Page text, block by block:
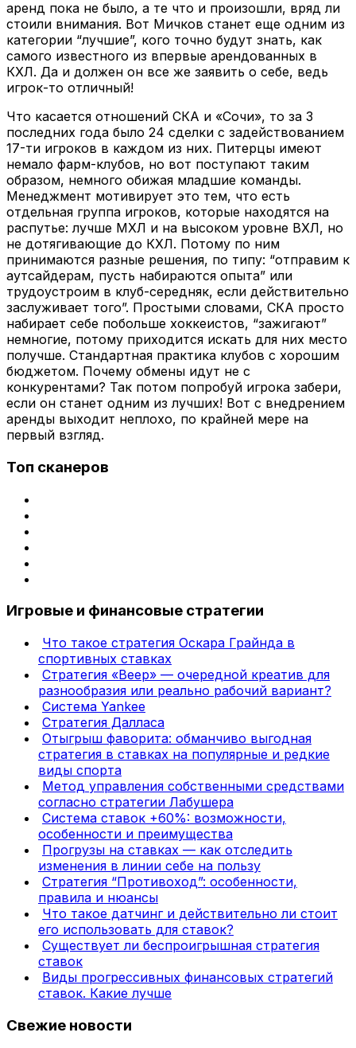
аренд пока не было, а те что и произошли, вряд ли
стоили внимания. Вот Мичков станет еще одним из
категории “лучшие”, кого точно будут знать, как
самого известного из впервые арендованных в
КХЛ. Да и должен он все же заявить о себе, ведь
игрок-то отличный!
Что касается отношений СКА и «Сочи», то за 3
последних года было 24 сделки с задействованием
17-ти игроков в каждом из них. Питерцы имеют
немало фарм-клубов, но вот поступают таким
образом, немного обижая младшие команды.
Менеджмент мотивирует это тем, что есть
отдельная группа игроков, которые находятся на
распутье: лучше МХЛ и на высоком уровне ВХЛ, но
не дотягивающие до КХЛ. Потому по ним
принимаются разные решения, по типу: “отправим к
аутсайдерам, пусть набираются опыта” или
трудоустроим в клуб-середняк, если действительно
заслуживает того”. Простыми словами, СКА просто
набирает себе побольше хоккеистов, “зажигают”
немногие, потому приходится искать для них место
получше. Стандартная практика клубов с хорошим
бюджетом. Почему обмены идут не с
конкурентами? Так потом попробуй игрока забери,
если он станет одним из лучших! Вот с внедрением
аренды выходит неплохо, по крайней мере на
первый взгляд.
Топ сканеров
Игровые и финансовые стратегии
Что такое стратегия Оскара Грайнда в
спортивных ставках
Стратегия «Веер» — очередной креатив для
разнообразия или реально рабочий вариант?
Система Yankee
Стратегия Далласа
Отыгрыш фаворита: обманчиво выгодная
стратегия в ставках на популярные и редкие
виды спорта
Метод управления собственными средствами
согласно стратегии Лабушера
Система ставок +60%: возможности,
особенности и преимущества
Прогрузы на ставках — как отследить
изменения в линии себе на пользу
Стратегия “Противоход”: особенности,
правила и нюансы
Что такое датчинг и действительно ли стоит
его использовать для ставок?
Существует ли беспроигрышная стратегия
ставок
Виды прогрессивных финансовых стратегий
ставок. Какие лучше
Свежие новости